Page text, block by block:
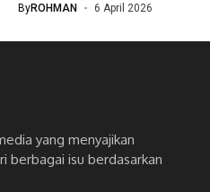
ByROHMAN 6 April 2026
yang menyajikan
berbagai isu berdasarkan